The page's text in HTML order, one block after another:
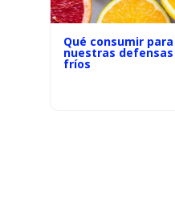
Qué consumir
nuestras
fríos